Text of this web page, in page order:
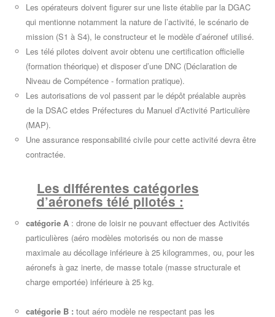
Les opérateurs doivent figurer sur une liste établie par la DGAC
qui mentionne notamment la nature de l’activité, le scénario de
mission (S1 à S4), le constructeur et le modèle d’aéronef utilisé.
Les télé pilotes doivent avoir obtenu une certification officielle
(formation théorique) et disposer d’une DNC (Déclaration de
Niveau de Compétence - formation pratique).
Les autorisations de vol passent par le dépôt préalable auprès
de la DSAC etdes Préfectures du Manuel d’Activité Particulière
(MAP).
Une assurance responsabilité civile pour cette activité devra être
contractée.
Les différentes catégories
d’aéronefs télé pilotés :
catégorie A : drone de loisir ne pouvant effectuer des Activités
particulières (aéro modèles motorisés ou non de masse
maximale au décollage inférieure à 25 kilogrammes, ou, pour les
aéronefs à gaz inerte, de masse totale (masse structurale et
charge emportée) inférieure à 25 kg.
catégorie B : tout aéro modèle ne respectant pas les